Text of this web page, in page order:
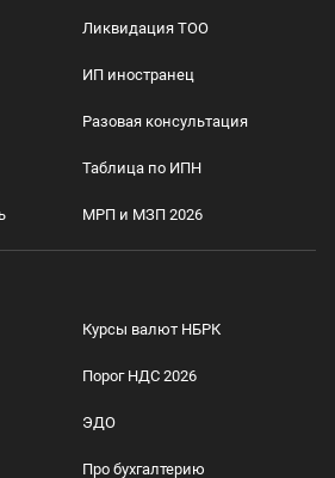
Ликвидация ТОО
ИП иностранец
Разовая консультация
Таблица по ИПН
МРП и МЗП 2026
Курсы валют НБРК
Порог НДС 2026
ЭДО
Про бухгалтерию